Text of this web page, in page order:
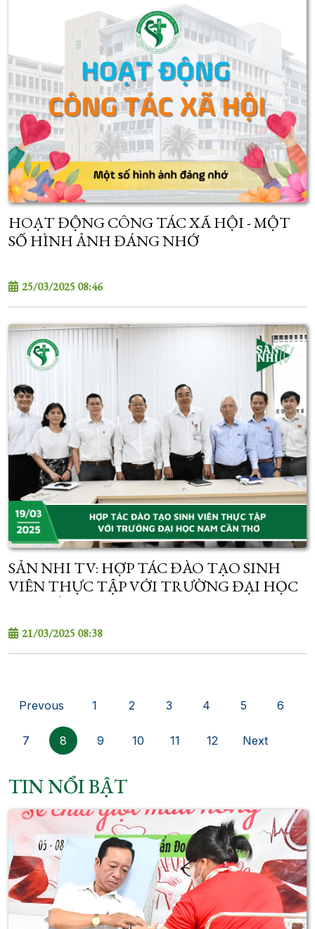
HOẠT ĐỘNG CÔNG TÁC XÃ HỘI - MỘT
SỐ HÌNH ẢNH ĐÁNG NHỚ
25/03/2025 08:46
SẢN NHI TV: HỢP TÁC ĐÀO TẠO SINH
VIÊN THỰC TẬP VỚI TRƯỜNG ĐẠI HỌC
21/03/2025 08:38
Prevous 1 2 3 4 5 6
7 8 9 10 11 12 Next
TIN NỔI BẬT